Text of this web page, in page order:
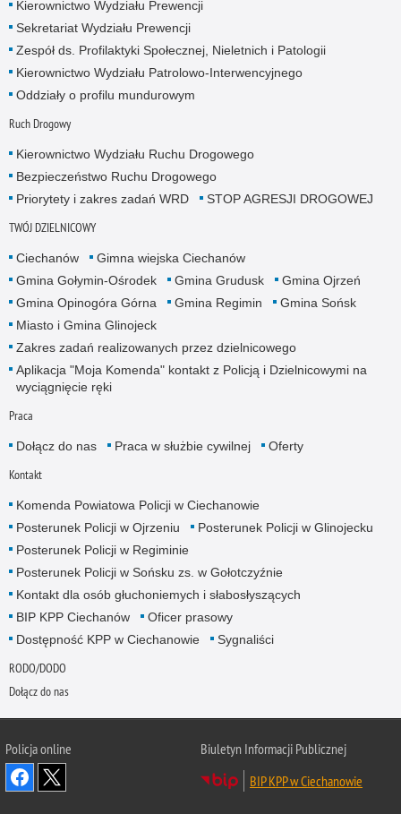
Kierownictwo Wydziału Prewencji
Sekretariat Wydziału Prewencji
Zespół ds. Profilaktyki Społecznej, Nieletnich i Patologii
Kierownictwo Wydziału Patrolowo-Interwencyjnego
Oddziały o profilu mundurowym
Ruch Drogowy
Kierownictwo Wydziału Ruchu Drogowego
Bezpieczeństwo Ruchu Drogowego
Priorytety i zakres zadań WRD
STOP AGRESJI DROGOWEJ
TWÓJ DZIELNICOWY
Ciechanów
Gimna wiejska Ciechanów
Gmina Gołymin-Ośrodek
Gmina Grudusk
Gmina Ojrzeń
Gmina Opinogóra Górna
Gmina Regimin
Gmina Sońsk
Miasto i Gmina Glinojeck
Zakres zadań realizowanych przez dzielnicowego
Aplikacja "Moja Komenda" kontakt z Policją i Dzielnicowymi na
wyciągnięcie ręki
Praca
Dołącz do nas Praca w służbie cywilnej Oferty
Kontakt
Komenda Powiatowa Policji w Ciechanowie
Posterunek Policji w Ojrzeniu
Posterunek Policji w Glinojecku
Posterunek Policji w Regiminie
Posterunek Policji w Sońsku zs. w Gołotczyźnie
Kontakt dla osób głuchoniemych i słabosłyszących
BIP KPP Ciechanów
Oficer prasowy
Dostępność KPP w Ciechanowie
Sygnaliści
RODO/DODO
Dołącz do nas
Policja online
Biuletyn Informacji Publicznej
BIP KPP w Ciechanowie